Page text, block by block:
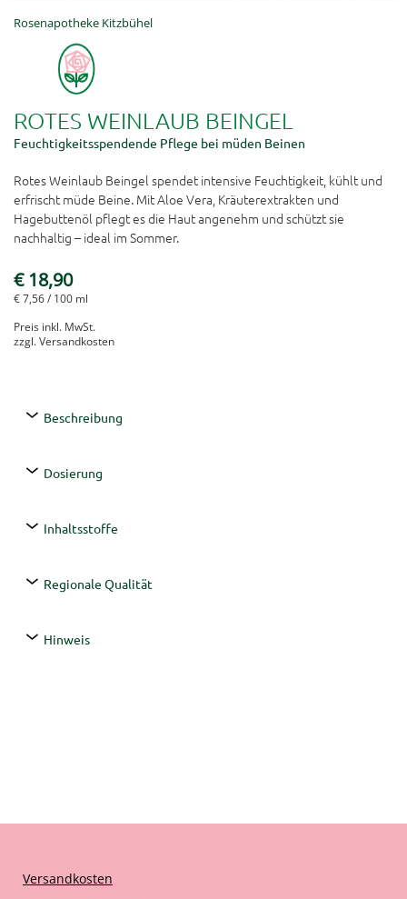
Rosenapotheke Kitzbühel
ROTES WEINLAUB BEINGEL
Feuchtigkeitsspendende Pflege bei müden Beinen
Rotes Weinlaub Beingel spendet intensive Feuchtigkeit, kühlt und
erfrischt müde Beine. Mit Aloe Vera, Kräuterextrakten und
Hagebuttenöl pflegt es die Haut angenehm und schützt sie
nachhaltig – ideal im Sommer.
€ 18,90
€ 7,56/ 100 ml
Preis inkl. MwSt.
zzgl. Versandkosten
Beschreibung
Dosierung
Inhaltsstoffe
Regionale Qualität
Hinweis
Versandkosten